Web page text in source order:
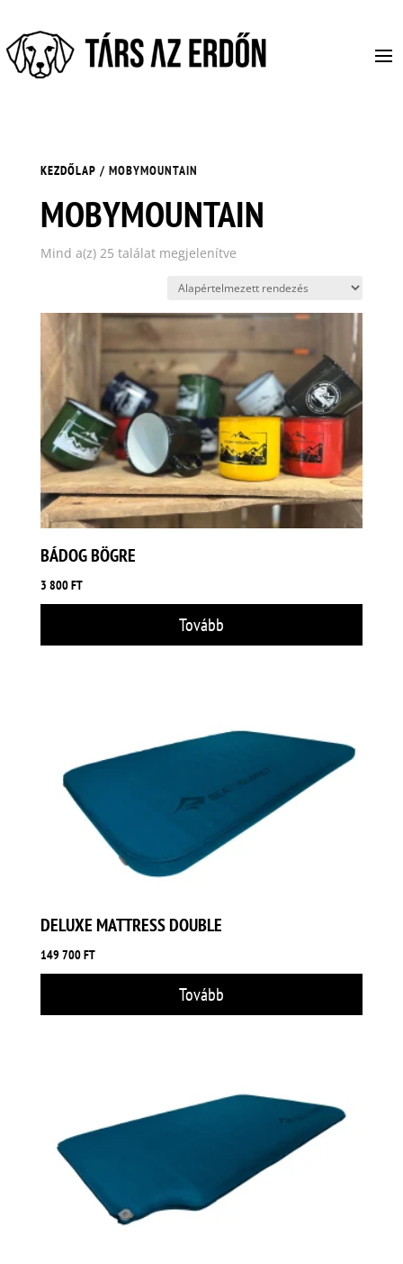
KEZDŐLAP / MOBYMOUNTAIN
MOBYMOUNTAIN
Mind a(z) 25 találat megjelenítve
BÁDOG BÖGRE
3 800FT
Tovább
DELUXE MATTRESS DOUBLE
149 700FT
Tovább